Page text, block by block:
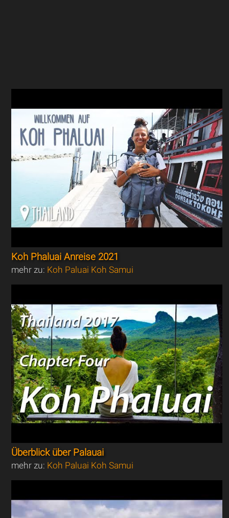
Koh Phaluai Anreise 2021
mehr zu: Koh Paluai Koh Samui
Überblick über Palauai
mehr zu: Koh Paluai Koh Samui